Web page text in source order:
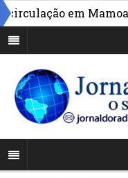
em Mamoan,